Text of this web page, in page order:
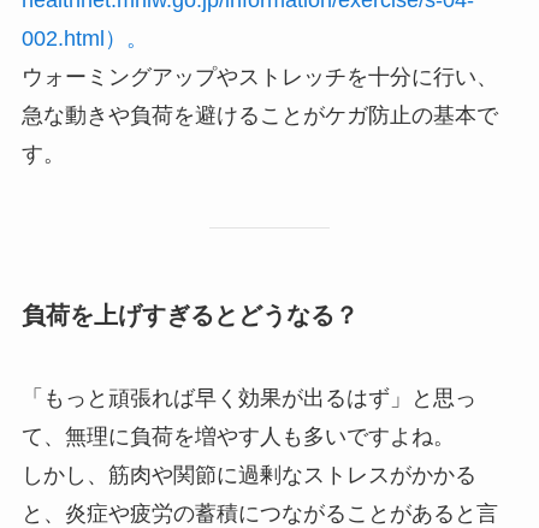
002.html）。
ウォーミングアップやストレッチを十分に行い、
急な動きや負荷を避けることがケガ防止の基本で
す。
負荷を上げすぎるとどうなる？
「もっと頑張れば早く効果が出るはず」と思っ
て、無理に負荷を増やす人も多いですよね。
しかし、筋肉や関節に過剰なストレスがかかる
と、炎症や疲労の蓄積につながることがあると言